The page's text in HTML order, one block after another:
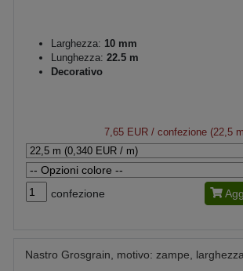
Larghezza: 10 mm
Lunghezza: 22.5 m
Decorativo
7,65 EUR/ confezione (22,5
confezione
Nastro Grosgrain, motivo: zampe,